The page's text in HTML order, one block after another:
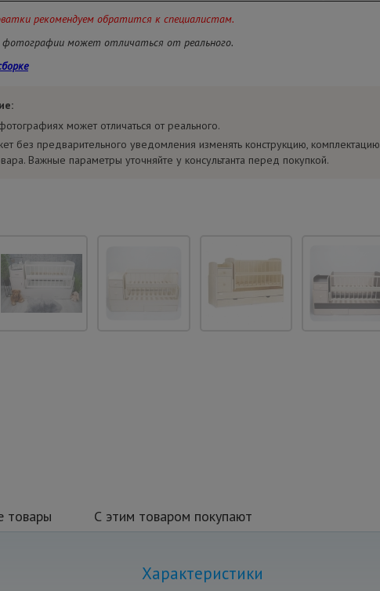
рекомендуем обратится к специалистам.
может отличаться от реального.
может отличаться от реального.
без предварительного уведомления изменять конструкцию, комплектацию
Важные параметры уточняйте у консультанта перед покупкой.
товары С этим товаром покупают
Характеристики